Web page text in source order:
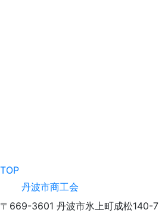
TOP
丹波市商工会
〒669-3601 丹波市氷上町成松140-7